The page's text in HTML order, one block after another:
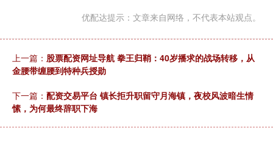
优配达提示：文章来自网络，不代表本站观点。
上一篇： 股票配资网址导航 拳王归鞘：40岁播求的战场转移，从
金腰带缠腰到特种兵授勋
下一篇： 配资交易平台 镇长拒升职留守月海镇，夜校风波暗生情
愫，为何最终辞职下海